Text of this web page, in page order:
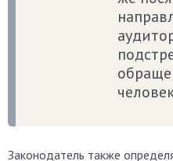
Законодатель также